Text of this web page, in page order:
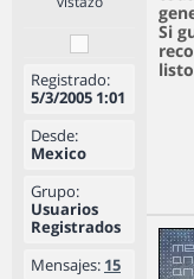
Registrado:
5/3/2005 1:01
Desde:
Mexico
Grupo:
Usuarios
Registrados
Mensajes: 15
Si